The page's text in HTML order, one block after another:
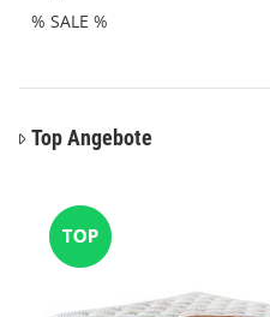
% SALE %
Top Angebote